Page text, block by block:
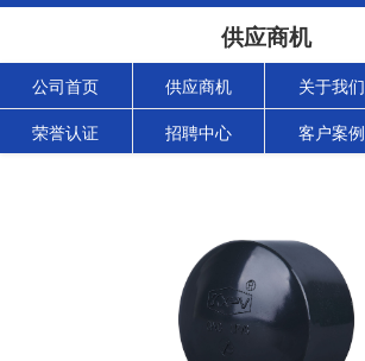
供应商机
公司首页 供应商机 关于我们
荣誉认证 招聘中心 客户案例